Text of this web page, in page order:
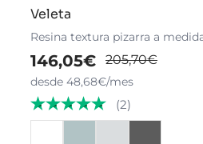
Veleta
Resina textura pizarra a
146,05€ 205,70€
desde 48,68€/mes
(2)